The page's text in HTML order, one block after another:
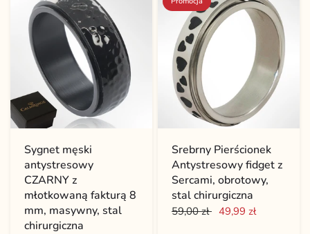
Sygnet męski
antystresowy
CZARNY z
młotkowaną fakturą 8
mm, masywny, stal
chirurgiczna
Srebrny Pierścionek
Antystresowy fidget z
Sercami, obrotowy,
stal chirurgiczna
59,00 zł 49,99 zł